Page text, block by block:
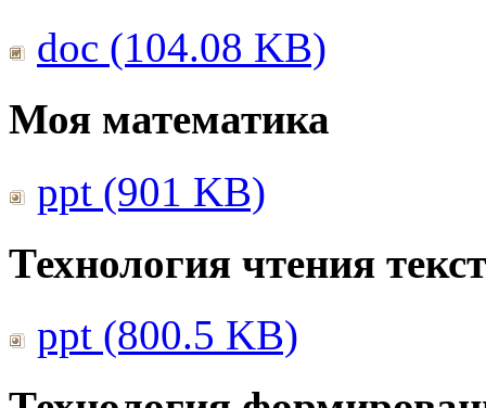
doc (104.08 KB)
Моя математика
ppt (901 KB)
Технология чтения
ppt (800.5 KB)